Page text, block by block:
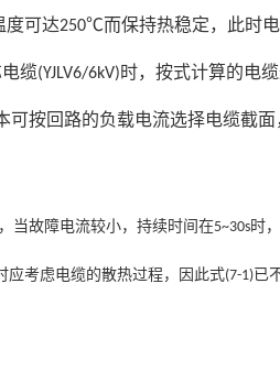
度可达250℃而保持热稳定，此时电
缆(YJLV6/6kV)时，按式计算的电
可按回路的负载电流选择电缆截面
当故障电流较小，持续时间在5~30s时
应考虑电缆的散热过程，因此式(7-1)已